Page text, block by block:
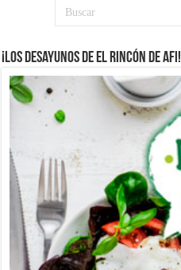
¡Los desayunos de El Rincón de Afi!